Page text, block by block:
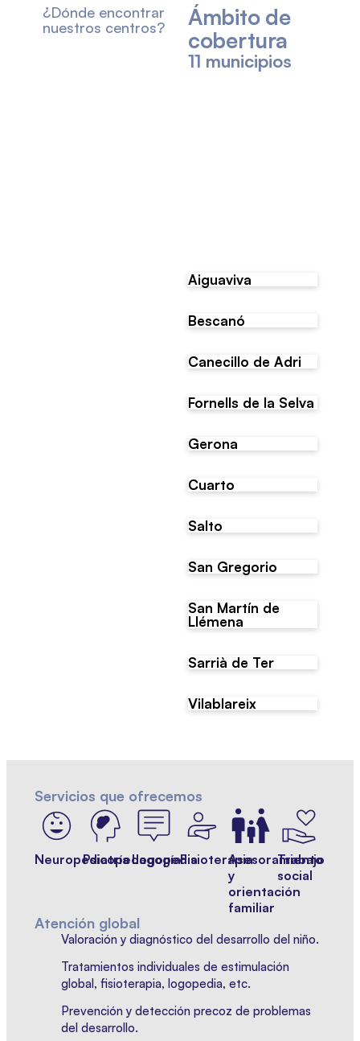
¿Dónde encontrar
nuestros centros?
Ámbito de
cobertura
11 municipios
Aiguaviva
Bescanó
Canecillo de Adri
Fornells de la Selva
Gerona
Cuarto
Salto
San Gregorio
San Martín de
Llémena
Sarrià de Ter
Vilablareix
Servicios que ofrecemos
NeuropediatríaPsicopedagogía
LogopediaFisioterapiaAsesoramiento
y
orientación
familiar
Trabajo
social
Atención global
Valoración y diagnóstico del desarrollo del niño.
Tratamientos individuales de estimulación
global, fisioterapia, logopedia, etc.
Prevención y detección precoz de problemas
del desarrollo.